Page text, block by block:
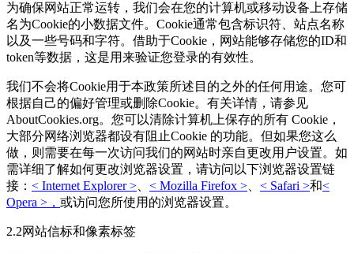
为确保网站正常运转，我们会在您的计算机或移动设备上存储
名为Cookie的小数据文件。Cookie通常包含标识符、站点名称
以及一些号码和字符。借助于Cookie，网站能够存储您的ID和
token等数据，这是用来验证您登录的有效性。
我们不会将Cookie用于本政策所述目的之外的任何用途。您可
根据自己的偏好管理或删除Cookie。有关详情，请参见
AboutCookies.org。您可以清除计算机上保存的所有 Cookie，
大部分网络浏览器都设有阻止Cookie 的功能。但如果您这么
做，则需要在每一次访问我们的网站时亲自更改用户设置。如
需详细了解如何更改浏览器设置，请访问以下浏览器设置链
接： < Internet Explorer > < Mozilla Firefox > < Safari >和<
Opera >， 或访问您所使用的浏览器设置。
2.2网站信标和像素标签